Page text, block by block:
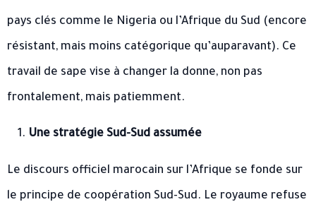
pays clés comme le Nigeria ou l’Afrique du Sud (encore
résistant, mais moins catégorique qu’auparavant). Ce
travail de sape vise à changer la donne, non pas
frontalement, mais patiemment.
Une stratégie Sud-Sud assumée
Le discours officiel marocain sur l’Afrique se fonde sur
le principe de coopération Sud-Sud. Le royaume refuse